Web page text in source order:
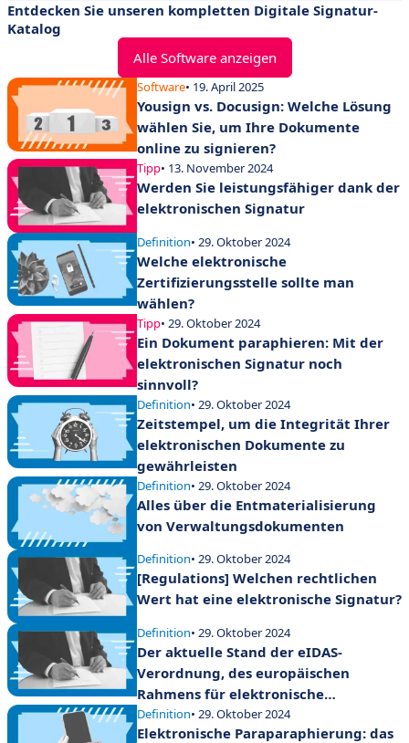
Entdecken Sie unseren kompletten Digitale Signatur-
Katalog
Alle Software anzeigen
Software• 19. April 2025
Yousign vs. Docusign: Welche Lösung
wählen Sie, um Ihre Dokumente
online zu signieren?
Tipp• 13. November 2024
Werden Sie leistungsfähiger dank der
elektronischen Signatur
Definition• 29. Oktober 2024
Welche elektronische
Zertifizierungsstelle sollte man
wählen?
Tipp• 29. Oktober 2024
Ein Dokument paraphieren: Mit der
elektronischen Signatur noch
sinnvoll?
Definition• 29. Oktober 2024
Zeitstempel, um die Integrität Ihrer
elektronischen Dokumente zu
gewährleisten
Definition• 29. Oktober 2024
Alles über die Entmaterialisierung
von Verwaltungsdokumenten
Definition• 29. Oktober 2024
[Regulations] Welchen rechtlichen
Wert hat eine elektronische Signatur?
Definition• 29. Oktober 2024
Der aktuelle Stand der eIDAS-
Verordnung, des europäischen
Rahmens für elektronische
Signaturen
Definition• 29. Oktober 2024
Elektronische Paraparaphierung: das